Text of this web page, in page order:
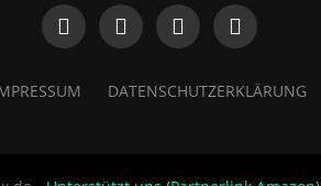
DATENSCHUTZERKLÄRUNG